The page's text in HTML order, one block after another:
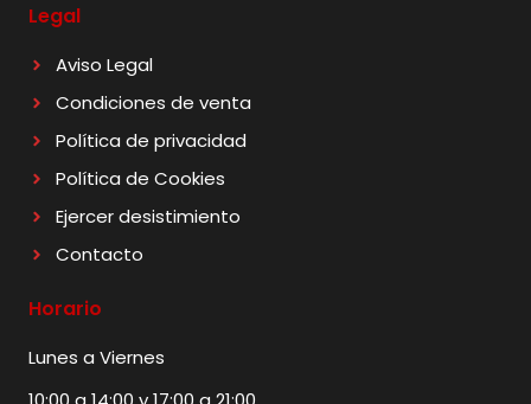
Legal
Aviso Legal
Condiciones de venta
Política de privacidad
Política de Cookies
Ejercer desistimiento
Contacto
Horario
Lunes a Viernes